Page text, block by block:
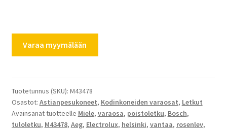
määrä
Varaa myymälään
Tuotetunnus (SKU): M43478
Osastot: Astianpesukoneet, Kodinkoneiden varaosat, Letkut
Avainsanat tuotteelle Miele, varaosa, poistoletku, Bosch,
tuloletku, M43478, Aeg, Electrolux, helsinki, vantaa, rosenlev,